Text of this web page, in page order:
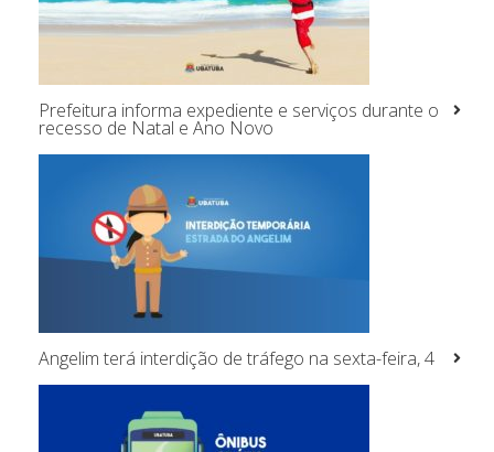
Prefeitura informa expediente e serviços durante o
recesso de Natal e Ano Novo
Angelim terá interdição de tráfego na sexta-feira, 4